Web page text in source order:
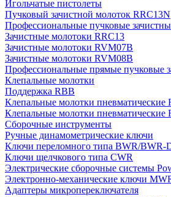
Игольчатые пистолеты
Пучковый зачистной молоток RRC13N
Профессиональные пучковые
Зачистные молотоки RRC13
Зачистные молотоки RVM07B
Зачистные молотоки RVM08B
Профессиональные прямые пучковые
Клепальные молотки
Поддержка RBB
Клепальные молотки пневматические
Клепальные молотки пневматические
Сборочные инструменты
Ручные динамометрические ключи
Ключи переломного типа BWR/BWR-
Ключи щелчкового типа CWR
Электрические сборочные системы
Электронно-механические ключи
Адаптеры микропереключателя